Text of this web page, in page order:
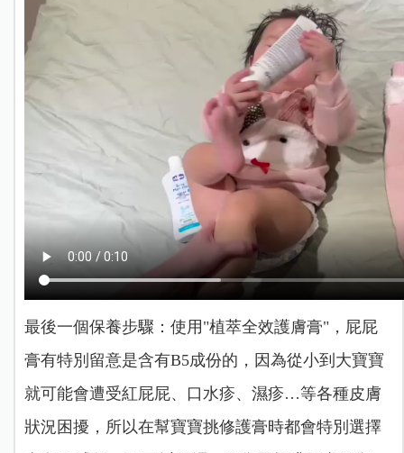
最後一個保養步驟：使用"植萃全效護膚膏"，屁屁
膏有特別留意是含有B5成份的，因為從小到大寶寶
就可能會遭受紅屁屁、口水疹、濕疹…等各種皮膚
狀況困擾，所以在幫寶寶挑修護膏時都會特別選擇